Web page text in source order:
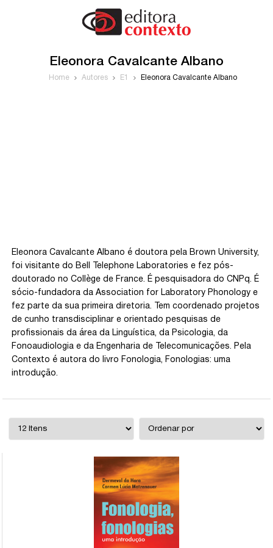
Eleonora Cavalcante Albano
Home Autores E1 Eleonora Cavalcante Albano
Eleonora Cavalcante Albano é doutora pela Brown University,
foi visitante do Bell Telephone Laboratories e fez pós-
doutorado no Collège de France. É pesquisadora do CNPq. É
sócio-fundadora da Association for Laboratory Phonology e
fez parte da sua primeira diretoria. Tem coordenado projetos
de cunho transdisciplinar e orientado pesquisas de
profissionais da área da Linguística, da Psicologia, da
Fonoaudiologia e da Engenharia de Telecomunicações. Pela
Contexto é autora do livro Fonologia, Fonologias: uma
introdução.